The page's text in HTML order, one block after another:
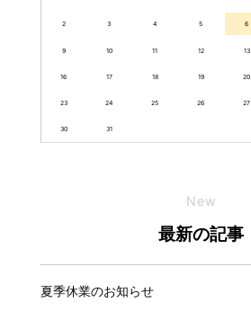
2 3 4 5 6
9 10 11 12 13
16 17 18 19 20
23 24 25 26 27
30 31
New
最新の記事
夏季休業のお知らせ